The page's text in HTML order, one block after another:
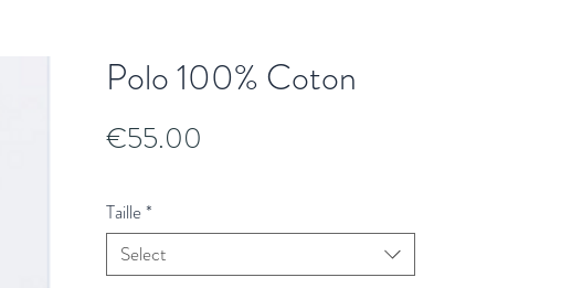
Polo 100% Coton
€55.00
Taille*
Select